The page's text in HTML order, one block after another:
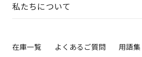
私たちについて
在庫一覧 よくあるご質問 用語集